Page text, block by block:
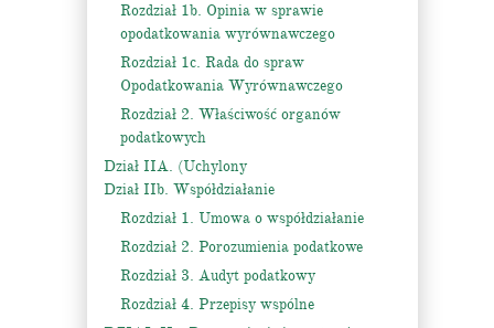
Rozdział 1b. Opinia w sprawie
opodatkowania wyrównawczego
Rozdział 1c. Rada do spraw
Opodatkowania Wyrównawczego
Rozdział 2. Właściwość organów
podatkowych
Dział IIA. (Uchylony
Dział IIb. Współdziałanie
Rozdział 1. Umowa o współdziałanie
Rozdział 2. Porozumienia podatkowe
Rozdział 3. Audyt podatkowy
Rozdział 4. Przepisy wspólne